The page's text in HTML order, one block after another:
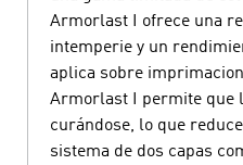
Armorlast I ofrece una
intemperie y un
aplica sobre
Armorlast I permite que
curándose, lo que
sistema de dos capas